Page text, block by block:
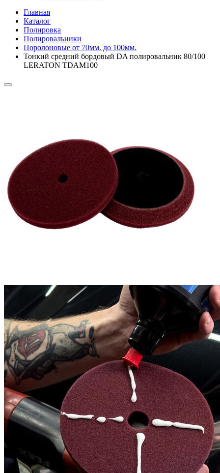
Главная
Каталог
Полировка
Полировальники
Поролоновые от 70мм. до 100мм.
Тонкий средний бордовый DA полировальник 80/100
LERATON TDAM100